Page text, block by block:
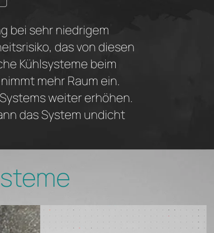
bei sehr niedrigem
das von diesen
Kühlsysteme beim
mehr Raum ein.
weiter erhöhen.
das System undicht